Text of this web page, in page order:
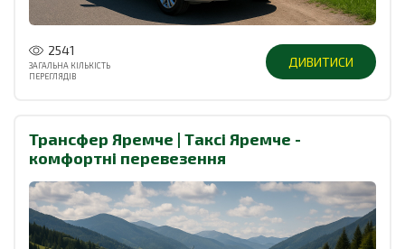
2541
ЗАГАЛЬНА КІЛЬКІСТЬ
ПЕРЕГЛЯДІВ
ДИВИТИСИ
Трансфер Яремче | Таксі Яремче -
комфортні перевезення